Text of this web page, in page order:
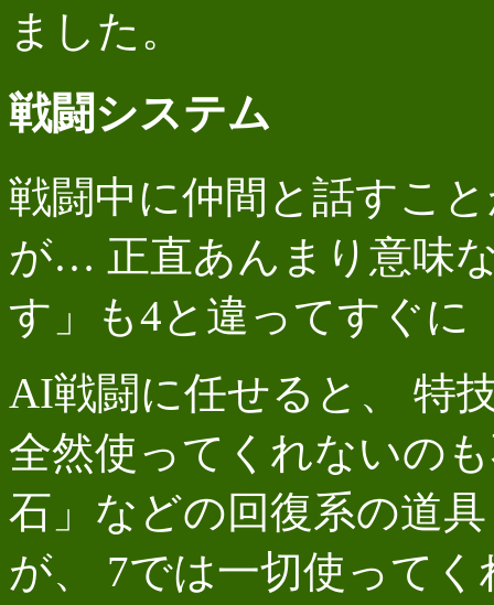
ました。
戦闘システム
戦闘中に仲間と話すこ
が… 正直あんまり意味
す」も4と違ってすぐ
AI戦闘に任せると、 特
全然使ってくれないの
石」などの回復系の道
が、 7では一切使って